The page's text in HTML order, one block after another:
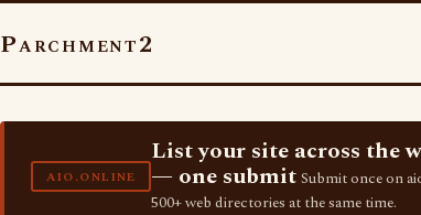
Parchment2
AIO.ONLINE
List your site across the
— one submit Submit once on
500+ web directories at the same time.